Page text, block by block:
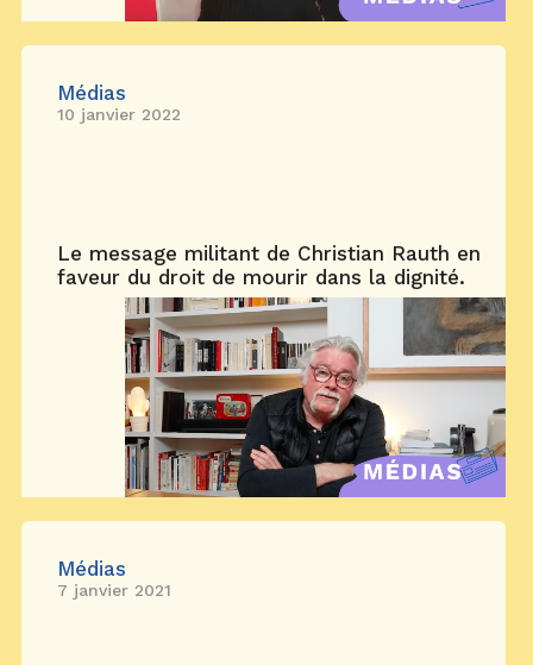
Médias
10 janvier 2022
Le message militant de Christian Rauth en
faveur du droit de mourir dans la dignité.
Médias
7 janvier 2021